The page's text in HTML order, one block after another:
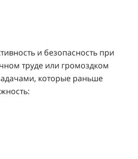
и безопасность при
труде или громоздком
которые раньше